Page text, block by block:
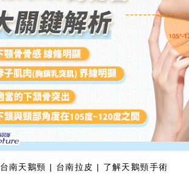
台南天鵝頸 | 台南拉皮 | 了解天鵝頸手術